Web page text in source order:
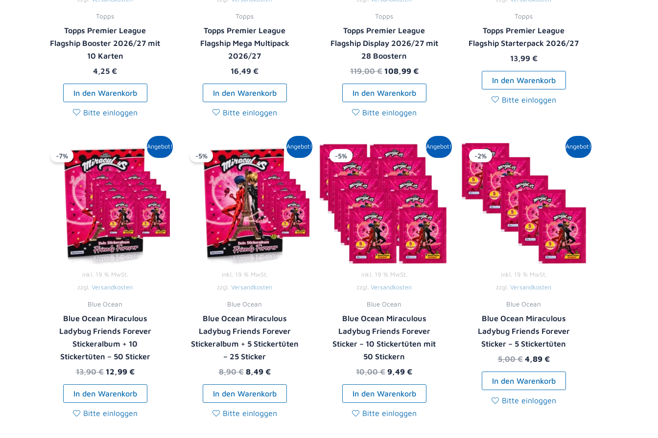
Topps
Topps Premier League
Flagship Booster 2026/27 mit
10 Karten
4,25 €
In den Warenkorb
Bitte einloggen
Topps
Topps Premier League
Flagship Mega Multipack
2026/27
16,49 €
In den Warenkorb
Bitte einloggen
Topps
Topps Premier League
Flagship Display 2026/27 mit
28 Boostern
119,00€ 108,99 €
In den Warenkorb
Bitte einloggen
Topps
Topps Premier League
Flagship Starterpack 2026/27
13,99 €
In den Warenkorb
Bitte einloggen
Angebot!
-7%
inkl. 19 % MwSt.
zzgl. Versandkosten
Blue Ocean
Blue Ocean Miraculous
Ladybug Friends Forever
Stickeralbum + 10
Stickertüten – 50 Sticker
13,90€
Ursprünglicher
Preis
war:
13,90 €
12,99 €
Aktueller
Preis
ist:
12,99 €.
In den Warenkorb
Bitte einloggen
Angebot!
-5%
inkl. 19 % MwSt.
zzgl. Versandkosten
Blue Ocean
Blue Ocean Miraculous
Ladybug Friends Forever
Stickeralbum + 5 Stickertüten
– 25 Sticker
8,90€
Ursprünglicher
Preis
war:
8,90 €
8,49 €
Aktueller
Preis
ist:
8,49 €.
In den Warenkorb
Bitte einloggen
Angebot!
-5%
inkl. 19 % MwSt.
zzgl. Versandkosten
Blue Ocean
Blue Ocean Miraculous
Ladybug Friends Forever
Sticker – 10 Stickertüten mit
50 Stickern
10,00€
Ursprünglicher
Preis
war:
10,00 €
9,49 €
Aktueller
Preis
ist:
9,49 €.
In den Warenkorb
Bitte einloggen
Angebot!
-2%
inkl. 19 % MwSt.
zzgl. Versandkosten
Blue Ocean
Blue Ocean Miraculous
Ladybug Friends Forever
Sticker – 5 Stickertüten
5,00€
Ursprünglicher
war:
5,00 €
4,89 €
Aktueller
Preis
In den Warenkorb
Bitte einloggen